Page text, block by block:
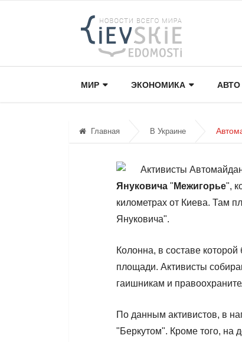
МИР ЭКОНОМИКА АВТО
Главная В Украине
Активисты
Януковича " Межигорье",
километрах от Киева. Там
Януковича".
Колонна, в составе
площади. Активисты
гаишникам и
По данным активистов, в
"Беркутом". Кроме того, на